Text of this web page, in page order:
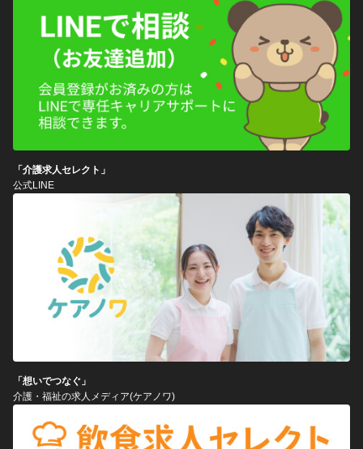
「介護求人セレクト」
公式LINE
「想いでつなぐ」
介護・福祉の求人メディア(ケアノワ)